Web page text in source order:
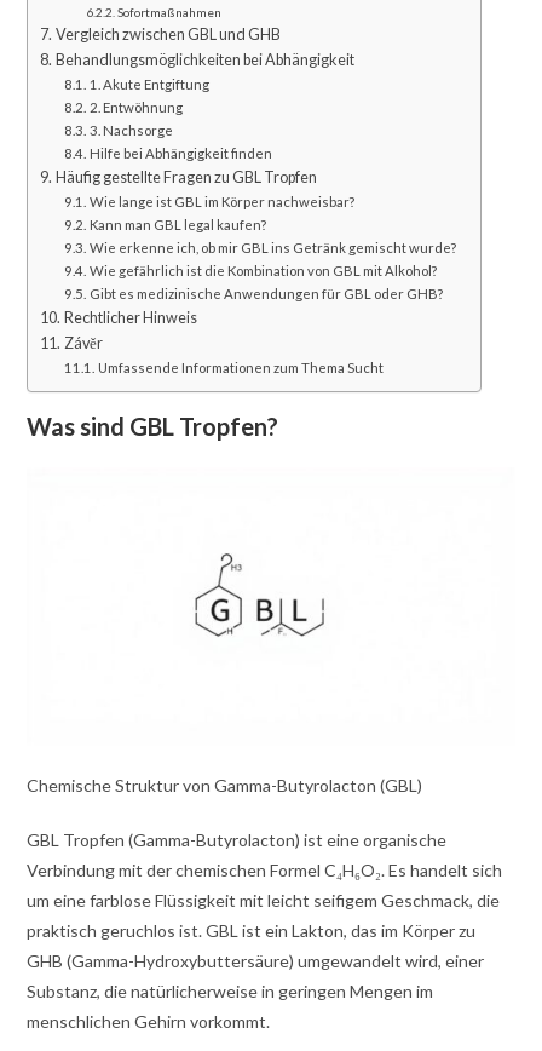
Sofortmaßnahmen
Vergleich zwischen GBL und GHB
Behandlungsmöglichkeiten bei Abhängigkeit
1. Akute Entgiftung
2. Entwöhnung
3. Nachsorge
Hilfe bei Abhängigkeit finden
Häufig gestellte Fragen zu GBL Tropfen
Wie lange ist GBL im Körper nachweisbar?
Kann man GBL legal kaufen?
Wie erkenne ich, ob mir GBL ins Getränk gemischt wurde?
Wie gefährlich ist die Kombination von GBL mit Alkohol?
Gibt es medizinische Anwendungen für GBL oder GHB?
Rechtlicher Hinweis
Závěr
Umfassende Informationen zum Thema Sucht
Was sind GBL Tropfen?
Chemische Struktur von Gamma-Butyrolacton (GBL)
GBL Tropfen (Gamma-Butyrolacton) ist eine organische
Verbindung mit der chemischen Formel C₄H₆O₂. Es handelt sich
um eine farblose Flüssigkeit mit leicht seifigem Geschmack, die
praktisch geruchlos ist. GBL ist ein Lakton, das im Körper zu
GHB (Gamma-Hydroxybuttersäure) umgewandelt wird, einer
Substanz, die natürlicherweise in geringen Mengen im
menschlichen Gehirn vorkommt.